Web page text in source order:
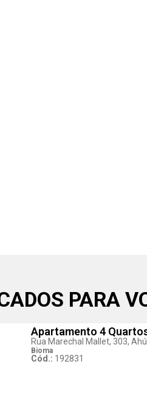
PARA
Apartamento 4
Rua Marechal Mallet, 303,
Bioma
Cód.: 192831